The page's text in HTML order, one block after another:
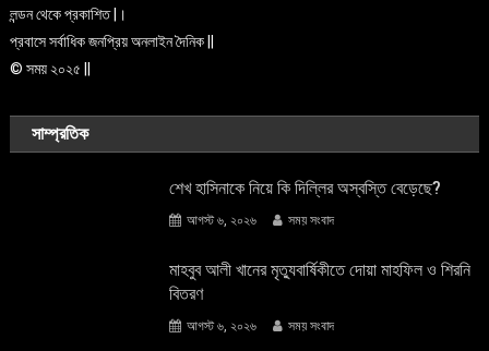
লন্ডন থেকে প্রকাশিত |।
প্রবাসে সর্বাধিক জনপ্রিয় অনলাইন দৈনিক ||
© সময় ২০২৫ ||
সাম্প্রতিক
শেখ হাসিনাকে নিয়ে কি দিল্লির অস্বস্তি বেড়েছে?
আগস্ট ৬, ২০২৬ সময় সংবাদ
মাহবুব আলী খানের মৃত্যুবার্ষিকীতে দোয়া মাহফিল ও শিরনি
বিতরণ
আগস্ট ৬, ২০২৬ সময় সংবাদ